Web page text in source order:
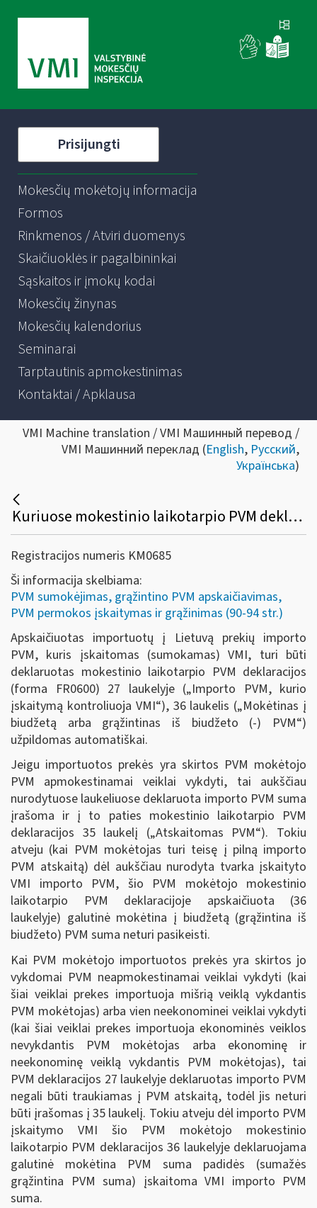
Prisijungti
Mokesčių mokėtojų informacija
Formos
Rinkmenos / Atviri duomenys
Skaičiuoklės ir pagalbininkai
Sąskaitos ir įmokų kodai
Mokesčių žinynas
Mokesčių kalendorius
Seminarai
Tarptautinis apmokestinimas
Kontaktai / Apklausa
VMI Machine translation / VMI Машинный перевод /
VMI Машинний переклад (English, Русский,
Українська)
Kuriuose mokestinio laikotarpio PVM deklaracijos laukeliuose turi būti deklaruotas importo PVM, kuris įskaitomas (sumokamas) VMI?
Registracijos numeris KM0685
Ši informacija skelbiama:
PVM sumokėjimas, grąžintino PVM apskaičiavimas,
PVM permokos įskaitymas ir grąžinimas (90-94 str.)
Apskaičiuotas importuotų į Lietuvą prekių importo
PVM, kuris įskaitomas (sumokamas) VMI, turi būti
deklaruotas mokestinio laikotarpio PVM deklaracijos
(forma FR0600) 27 laukelyje („Importo PVM, kurio
įskaitymą kontroliuoja VMI“), 36 laukelis („Mokėtinas į
biudžetą arba grąžintinas iš biudžeto (-) PVM“)
užpildomas automatiškai.
Jeigu importuotos prekės yra skirtos PVM mokėtojo
PVM apmokestinamai veiklai vykdyti, tai aukščiau
nurodytuose laukeliuose deklaruota importo PVM suma
įrašoma ir į to paties mokestinio laikotarpio PVM
deklaracijos 35 laukelį („Atskaitomas PVM“). Tokiu
atveju (kai PVM mokėtojas turi teisę į pilną importo
PVM atskaitą) dėl aukščiau nurodyta tvarka įskaityto
VMI importo PVM, šio PVM mokėtojo mokestinio
laikotarpio PVM deklaracijoje apskaičiuota (36
laukelyje) galutinė mokėtina į biudžetą (grąžintina iš
biudžeto) PVM suma neturi pasikeisti.
Kai PVM mokėtojo importuotos prekės yra skirtos jo
vykdomai PVM neapmokestinamai veiklai vykdyti (kai
šiai veiklai prekes importuoja mišrią veiklą vykdantis
PVM mokėtojas) arba vien neekonominei veiklai vykdyti
(kai šiai veiklai prekes importuoja ekonominės veiklos
nevykdantis PVM mokėtojas arba ekonominę ir
neekonominę veiklą vykdantis PVM mokėtojas), tai
PVM deklaracijos 27 laukelyje deklaruotas importo PVM
negali būti traukiamas į PVM atskaitą, todėl jis neturi
būti įrašomas į 35 laukelį. Tokiu atveju dėl importo PVM
įskaitymo VMI šio PVM mokėtojo mokestinio
laikotarpio PVM deklaracijos 36 laukelyje deklaruojama
galutinė mokėtina PVM suma padidės (sumažės
grąžintina PVM suma) įskaitoma VMI importo PVM
suma.